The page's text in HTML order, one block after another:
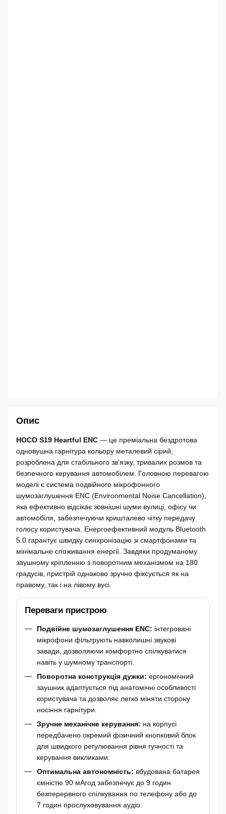
Опис
HOCO S19 Heartful ENC — це преміальна бездротова
одновушна гарнітура кольору металевий сірий,
розроблена для стабільного зв'язку, тривалих розмов та
безпечного керування автомобілем. Головною перевагою
моделі є система подвійного мікрофонного
шумозаглушення ENC (Environmental Noise Cancellation),
яка ефективно відсікає зовнішні шуми вулиці, офісу чи
автомобіля, забезпечуючи кришталево чітку передачу
голосу користувача. Енергоефективний модуль Bluetooth
5.0 гарантує швидку синхронізацію зі смартфонами та
мінімальне споживання енергії. Завдяки продуманому
заушному кріпленню з поворотним механізмом на 180
градусів, пристрій однаково зручно фіксується як на
правому, так і на лівому вусі.
Переваги пристрою
Подвійне шумозаглушення ENC: інтегровані
мікрофони фільтрують навколишні звукові
завади, дозволяючи комфортно спілкуватися
навіть у шумному транспорті.
Поворотна конструкція дужки: ергономічний
заушник адаптується під анатомічні особливості
користувача та дозволяє легко міняти сторону
носіння гарнітури.
Зручне механічне керування: на корпусі
передбачено окремий фізичний кнопковий блок
для швидкого регулювання рівня гучності та
керування викликами.
Оптимальна автономність: вбудована батарея
ємністю 90 мАгод забезпечує до 9 годин
безперервного спілкування по телефону або до
7 годин прослуховування аудіо.